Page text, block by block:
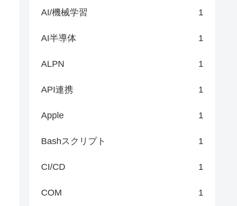
AI/機械学習 1
AI半導体 1
ALPN 1
API連携 1
Apple 1
Bashスクリプト 1
CI/CD 1
COM 1